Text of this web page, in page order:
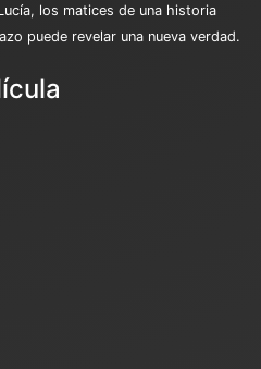
los matices de una historia
puede revelar una nueva verdad.